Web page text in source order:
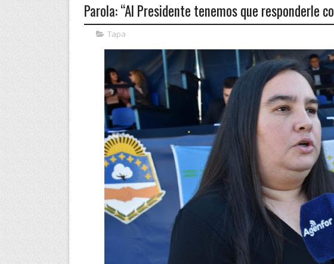
Parola: “Al Presidente tenemos que responderle
Tapa